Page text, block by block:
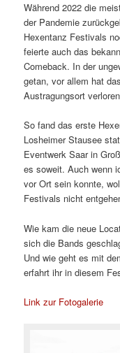
Während 2022 die
der Pandemie
Hexentanz Festivals
feierte auch das
Comeback. In der
getan, vor allem hat
Austragungsort
So fand das erste
Losheimer Stausee
Eventwerk Saar in
es soweit. Auch wenn
vor Ort sein konnte,
Festivals nicht
Wie kam die neue
sich die Bands
Und wie geht es mit
erfahrt ihr in diesem
Link zur Fotogalerie